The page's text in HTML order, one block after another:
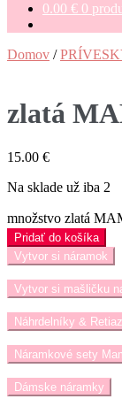
0.00 € 0
Domov /
zlatá
15.00 €
Na sklade už iba 2
množstvo zlatá
Pridať do košíka
Vytvor si náramok
Vytvor si mašličku
Náhrdelníky &
Náramkové sety
Dámske náramky